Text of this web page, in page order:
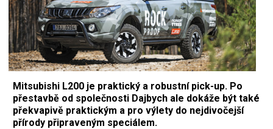
Mitsubishi L200 je praktický a robustní pick-up. Po
přestavbě od společnosti Dajbych ale dokáže být také
překvapivě praktickým a pro výlety do nejdivočejší
přírody připraveným speciálem.